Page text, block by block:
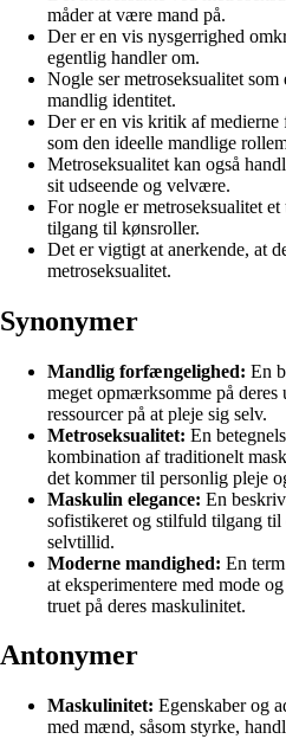
måder at være mand på.
Der er en vis nysgerrighed
egentlig handler om.
Nogle ser metroseksualitet
mandlig identitet.
Der er en vis kritik af
som den ideelle mandlige
Metroseksualitet kan også
sit udseende og velvære.
For nogle er metroseksualitet
tilgang til kønsroller.
Det er vigtigt at anerkende, at
metroseksualitet.
Synonymer
Mandlig forfængelighed: En
meget opmærksomme på deres
ressourcer på at pleje sig selv.
Metroseksualitet: En
kombination af traditionelt
det kommer til personlig pleje
Maskulin elegance: En
sofistikeret og stilfuld tilgang til
selvtillid.
Moderne mandighed: En
at eksperimentere med mode
truet på deres maskulinitet.
Antonymer
Maskulinitet: Egenskaber og
med mænd, såsom styrke,